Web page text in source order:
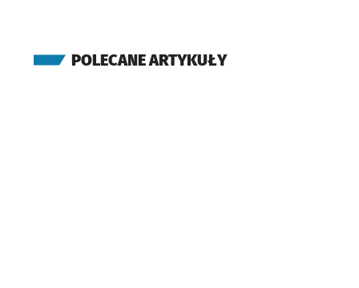
POLECANE ARTYKUŁY